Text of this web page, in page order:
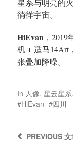
星系与明亮的
徜徉宇宙。
HiEvan，2019
机 + 适马14Art
张叠加降噪。
In 人像, 星云星系,
HiEvan
四川
PREVIOUS文